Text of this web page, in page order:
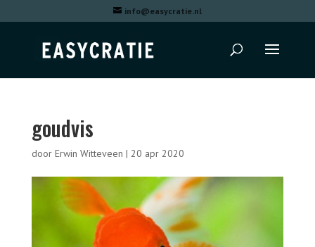
info@easycratie.nl
goudvis
door Erwin Witteveen | 20 apr 2020